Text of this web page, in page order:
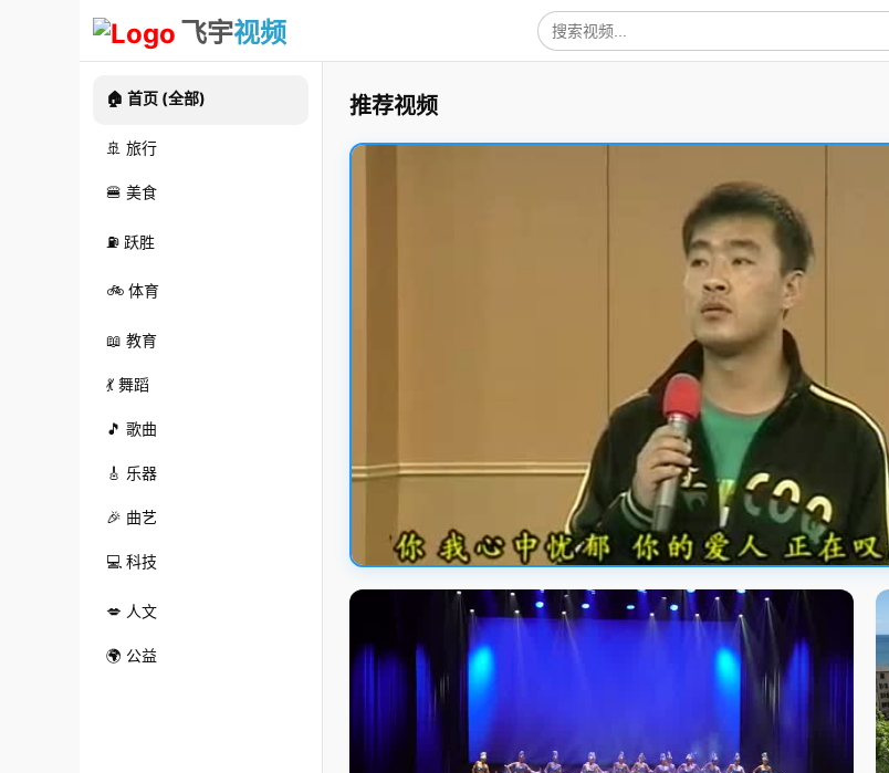
飞宇视频
🏠 首页 (全部)
🚢 旅行
🍔 美食
⛽ 跃胜
🚲 体育
📖 教育
💃 舞蹈
🎵 歌曲
🎸 乐器
🎉 曲艺
💻 科技
💋 人文
🌍 公益
推荐视频